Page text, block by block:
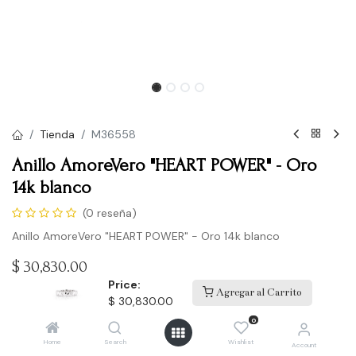
Price:
$ 30,830.00
Agregar al Carrito
Home Search
0
Wishlist Account
Tienda M36558
Anillo AmoreVero "HEART POWER" - Oro
14k blanco
(0 reseña)
Anillo AmoreVero "HEART POWER" - Oro 14k blanco
$ 30,830.00
Comprar